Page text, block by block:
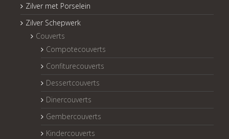
Zilver met Porselein
Zilver Schepwerk
Couverts
Compotecouverts
Confiturecouverts
Dessertcouverts
Dinercouverts
Gembercouverts
Kindercouverts